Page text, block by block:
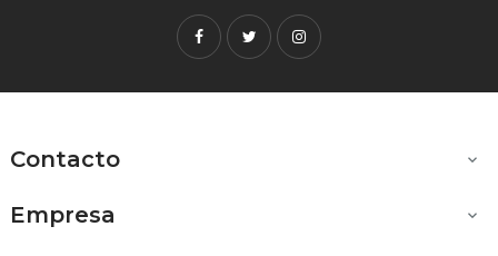
FacebookTwitterInstagram
Contacto 
Empresa 